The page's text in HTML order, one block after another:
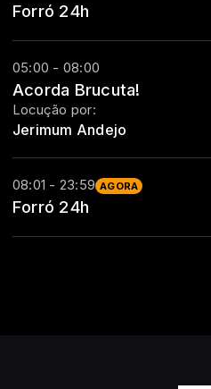
Forró 24h
05:00 - 08:00
Acorda Brucuta!
Locução por:
Jerimum Andejo
08:01 - 23:59 AGORA
Forró 24h